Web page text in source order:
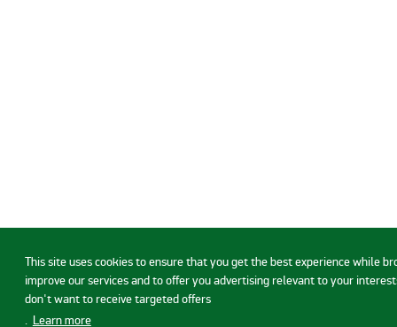
This site uses cookies to ensure that you get the best experience while
improve our services and to offer you advertising relevant to your
don't want to receive targeted offers
. Learn more